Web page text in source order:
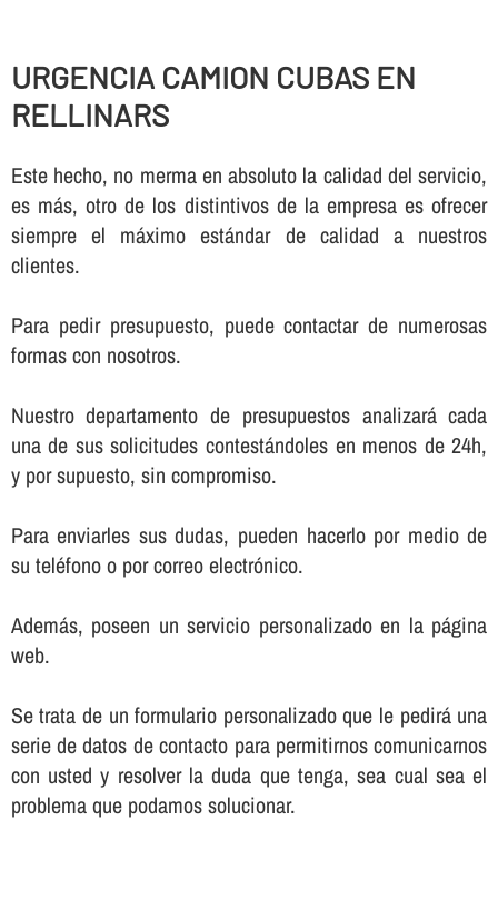
URGENCIA CAMION CUBAS EN
RELLINARS
Este hecho, no merma en absoluto la calidad del servicio,
es más, otro de los distintivos de la empresa es ofrecer
siempre el máximo estándar de calidad a nuestros
clientes.
Para pedir presupuesto, puede contactar de numerosas
formas con nosotros.
Nuestro departamento de presupuestos analizará cada
una de sus solicitudes contestándoles en menos de 24h,
y por supuesto, sin compromiso.
Para enviarles sus dudas, pueden hacerlo por medio de
su teléfono o por correo electrónico.
Además, poseen un servicio personalizado en la página
web.
Se trata de un formulario personalizado que le pedirá una
serie de datos de contacto para permitirnos comunicarnos
con usted y resolver la duda que tenga, sea cual sea el
problema que podamos solucionar.